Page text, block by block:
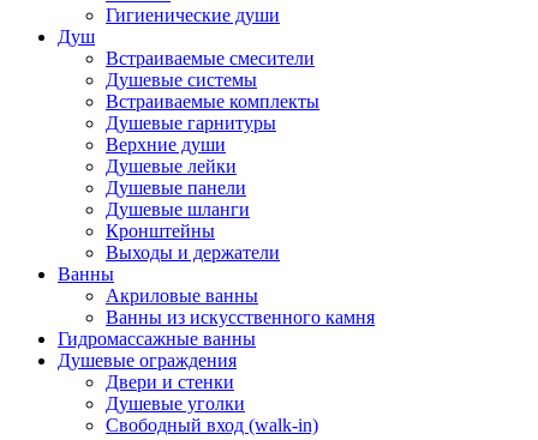
Гигиенические души
Душ
Встраиваемые смесители
Душевые системы
Встраиваемые комплекты
Душевые гарнитуры
Верхние души
Душевые лейки
Душевые панели
Душевые шланги
Кронштейны
Выходы и держатели
Ванны
Акриловые ванны
Ванны из искусственного камня
Гидромассажные ванны
Душевые ограждения
Двери и стенки
Душевые уголки
Свободный вход (walk-in)